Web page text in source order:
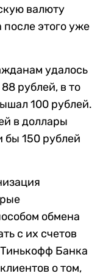
валюту
после этого уже
удалось
рублей, в то
100 рублей.
в доллары
бы 150 рублей
обмена
с их счетов
Банка
о том,